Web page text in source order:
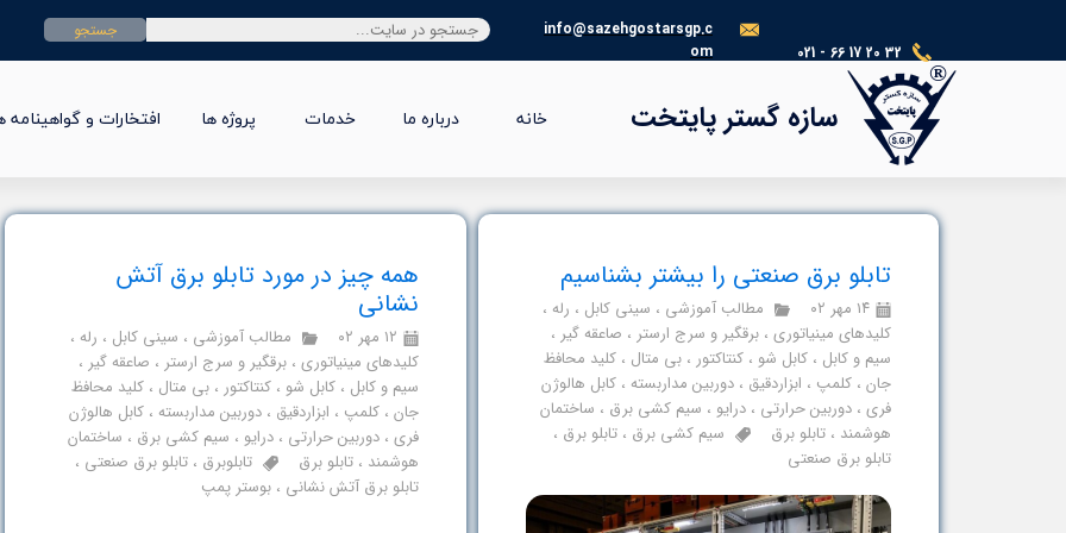
021 - 66 17 20 32
info@sazehgostarsgp.c
om
جستجو
سازه گستر پایتخت
®​​​​​​​
خانه درباره ما خدمات پروژه ها افتخارات و گواهینامه
تابلو برق صنعتی را بیشتر بشناسیم
۱۴ مهر ۰۲ مطالب آموزشی ، سینی کابل ، رله ،
کلیدهای مینیاتوری ، برقگیر و سرج ارستر ، صاعقه گیر ،
سیم و کابل ، کابل شو ، کنتاکتور ، بی متال ، کلید محافظ
جان ، کلمپ ، ابزاردقیق ، دوربین مداربسته ، کابل هالوژن
فری ، دوربین حرارتی ، درایو ، سیم کشی برق ، ساختمان
هوشمند ، تابلو برق سیم کشی برق ، تابلو برق ،
تابلو برق صنعتی
همه چیز در مورد تابلو برق آتش
نشانی
۱۲ مهر ۰۲ مطالب آموزشی ، سینی کابل ، رله ،
کلیدهای مینیاتوری ،برقگیر و سرج ارستر ، صاعقه گیر ،
سیم و کابل ،کابل شو ،کنتاکتور ،بی متال ،کلید محافظ
جان ،کلمپ ، ابزاردقیق ،دوربین مداربسته ،کابل هالوژن
فری ،دوربین حرارتی ،درایو ، سیم کشی برق ، ساختمان
هوشمند ،تابلو برق تابلوبرق ،تابلو برق صنعتی ،
تابلو برق آتش نشانی ،بوستر پمپ